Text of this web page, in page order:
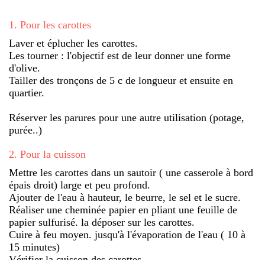
1 . Pour les carottes
Laver et éplucher les carottes.
Les tourner : l'objectif est de leur donner une forme
d'olive.
Tailler des tronçons de 5 c de longueur et ensuite en
quartier.
Réserver les parures pour une autre utilisation (potage,
purée..)
2. Pour la cuisson
Mettre les carottes dans un sautoir ( une casserole à bord
épais droit) large et peu profond.
Ajouter de l'eau à hauteur, le beurre, le sel et le sucre.
Réaliser une cheminée papier en pliant une feuille de
papier sulfurisé. la déposer sur les carottes.
Cuire à feu moyen. jusqu'à l'évaporation de l'eau ( 10 à
15 minutes)